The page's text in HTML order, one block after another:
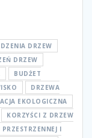
DRZEW
DRZEW
BUDŻET
DRZEWA
EKOLOGICZNA
KORZYŚCI Z DRZEW
I